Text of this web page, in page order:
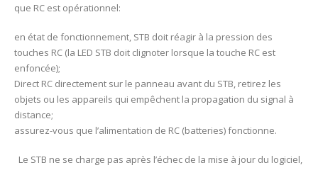
que RC est opérationnel:
en état de fonctionnement, STB doit réagir à la pression des
touches RC (la LED STB doit clignoter lorsque la touche RC est
enfoncée);
Direct RC directement sur le panneau avant du STB, retirez les
objets ou les appareils qui empêchent la propagation du signal à
distance;
assurez-vous que l’alimentation de RC (batteries) fonctionne.
Le STB ne se charge pas après l’échec de la mise à jour du logiciel,